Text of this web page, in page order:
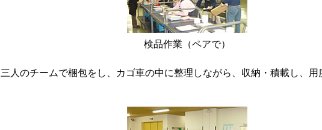
検品作業（ペアで）
三人のチームで梱包をし、カゴ車の中に整理しながら、収納・積載し、